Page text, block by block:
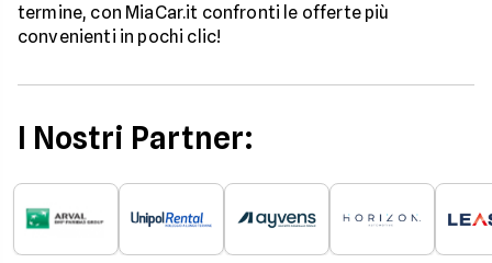
termine, con MiaCar.it confronti le offerte più
convenienti in pochi clic!
I Nostri Partner: